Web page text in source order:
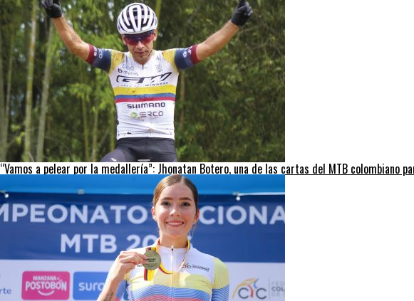
“Vamos a pelear por la medallería”: Jhonatan Botero, una de las cartas del MTB colombiano